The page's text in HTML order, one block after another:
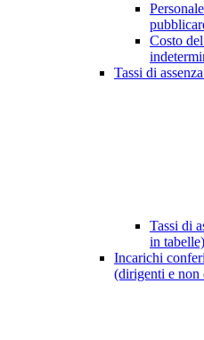
Costo
Tassi di assenza
Tassi di
in tabelle)
Incarichi
(dirigenti e non